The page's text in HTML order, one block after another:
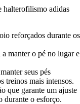
halterofilismo adidas
reforçados durante os
a manter o pé no lugar e
seus pés
treinos mais intensos.
que garante um ajuste
durante o esforço.